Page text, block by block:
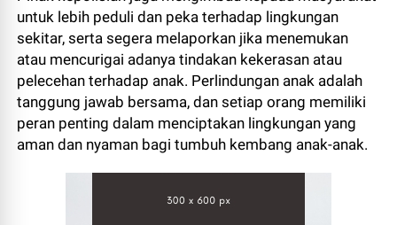
untuk lebih peduli dan peka terhadap lingkungan
sekitar, serta segera melaporkan jika menemukan
atau mencurigai adanya tindakan kekerasan atau
pelecehan terhadap anak. Perlindungan anak adalah
tanggung jawab bersama, dan setiap orang memiliki
peran penting dalam menciptakan lingkungan yang
aman dan nyaman bagi tumbuh kembang anak-anak.